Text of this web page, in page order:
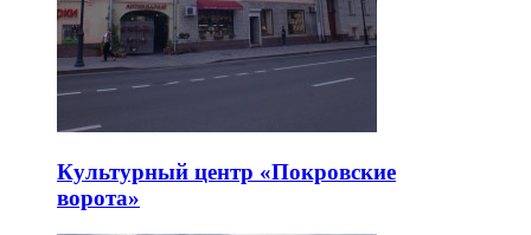
Культурный центр «Покровские
ворота»